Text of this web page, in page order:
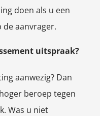
doen als u een
aanvrager.
uitspraak?
aanwezig? Dan
beroep tegen
Was u niet